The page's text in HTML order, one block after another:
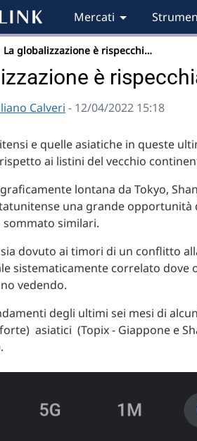
Mercati
La globalizzazione è rispecchi…
è
Calveri - 12/04/2022 15:18
e quelle asiatiche in queste
ai listini del vecchio
lontana da Tokyo,
una grande
similari.
dovuto ai timori di un conflitto
sistematicamente correlato
vedendo.
degli ultimi sei mesi di
asiatici (Topix - Giappone e